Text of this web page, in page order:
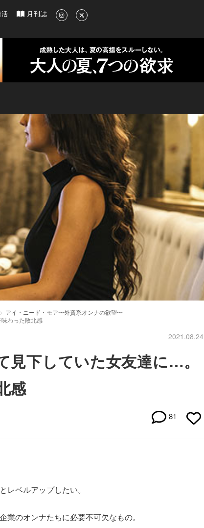
洗練されたライフスタイル情報
月刊誌
アイ・ニード・モア〜外資系オンナの欲望〜
わった敗北感
2021.08.24
見下していた女友達に…。
感
81
レベルアップしたい。
のオンナたちに必要不可欠なもの。